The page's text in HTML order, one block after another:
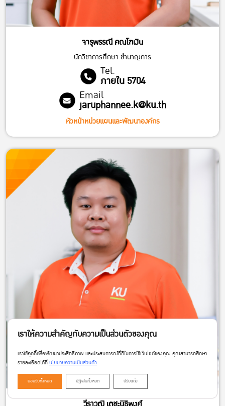
จารุพรรณี คณโฑเงิน
นักวิชาการศึกษา ชำนาญการ
Tel.
ภายใน 5704
Email
jaruphannee.k@ku.th
หัวหน้าหน่วยแผนและพัฒนาองค์กร
เราให้ความสำคัญกับความเป็นส่วนตัวของคุณ
เราใช้คุกกี้เพื่อพัฒนาประสิทธิภาพ และประสบการณ์ที่ดีในการใช้เว็บไซต์ของคุณ คุณสามารถศึกษา
รายละเอียดได้ที่นโยบายความเป็นส่วนตัว
ยอมรับทั้งหมด ปฏิเสธทั้งหมด ปรับแต่ง